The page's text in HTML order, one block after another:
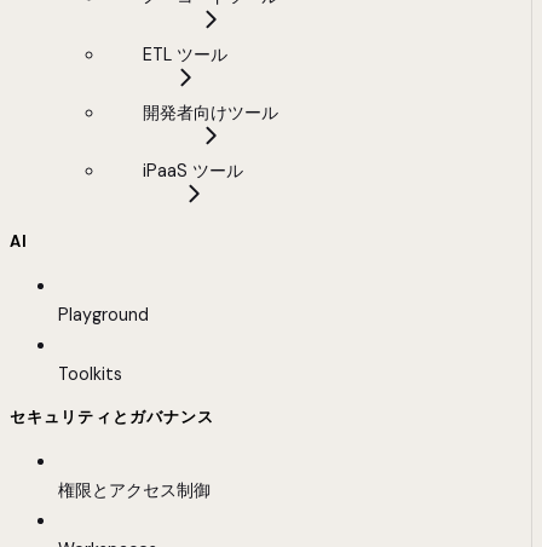
ETL ツール
開発者向けツール
iPaaS ツール
AI
Playground
Toolkits
セキュリティとガバナンス
権限とアクセス制御